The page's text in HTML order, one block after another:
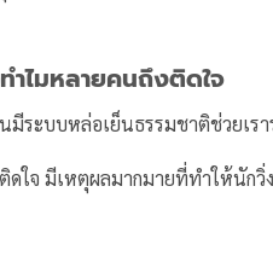
ไมหลายคนถึงติดใจ
มีระบบหล่อเย็นธรรมชาติช่วยเร
ใจ มีเหตุผลมากมายที่ทำให้นักวิ่